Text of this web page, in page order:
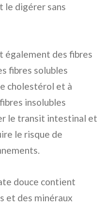
le digérer sans
également des fibres
fibres solubles
cholestérol et à
insolubles
le transit intestinal et
le risque de
douce contient
et des minéraux